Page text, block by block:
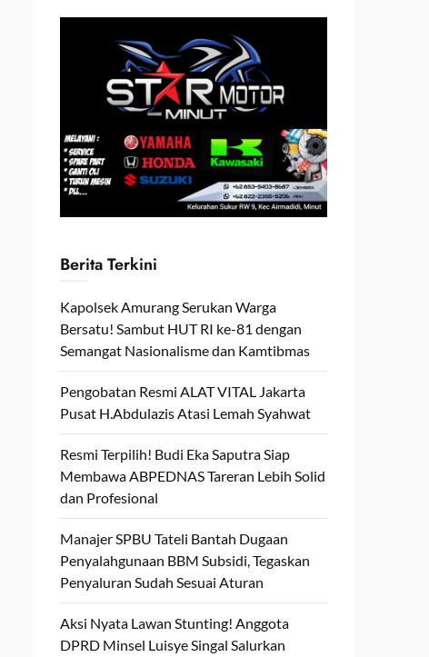
Berita Terkini
Kapolsek Amurang Serukan Warga
Bersatu! Sambut HUT RI ke-81 dengan
Semangat Nasionalisme dan Kamtibmas
Pengobatan Resmi ALAT VITAL Jakarta
Pusat H.Abdulazis Atasi Lemah Syahwat
Resmi Terpilih! Budi Eka Saputra Siap
Membawa ABPEDNAS Tareran Lebih Solid
dan Profesional
Manajer SPBU Tateli Bantah Dugaan
Penyalahgunaan BBM Subsidi, Tegaskan
Penyaluran Sudah Sesuai Aturan
Aksi Nyata Lawan Stunting! Anggota
DPRD Minsel Luisye Singal Salurkan